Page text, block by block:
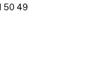
50 49